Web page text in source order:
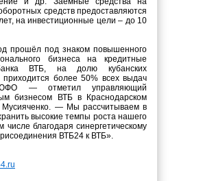
средств предоставляются
на инвестиционные цели – до 10
прошёл под знаком повышенного
бизнеса на кредитные
ВТБ, на долю кубанских
приходится более 50% всех выдач
— отметил управляющий
бизнесом ВТБ в Краснодарском
Мусияченко. — Мы рассчитываем в
высокие темпы роста нашего
числе благодаря синергетическому
ВТБ24 к ВТБ».